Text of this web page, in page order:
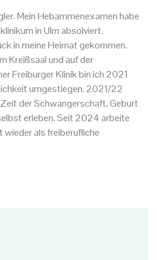
Mein Hebammenexamen habe
in Ulm absolviert.
in meine Heimat gekommen.
Kreißsaal und auf der
Freiburger Klinik bin ich 2021
umgestiegen. 2021/22
der Schwangerschaft, Geburt
erleben. Seit 2024 arbeite
wieder als freiberufliche